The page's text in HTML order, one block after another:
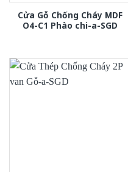
Cửa Gỗ Chống Cháy MDF
O4-C1 Phào chi-a-SGD